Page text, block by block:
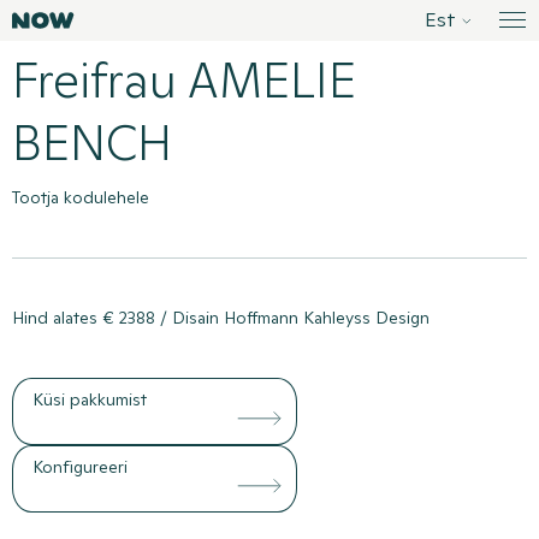
Liigu
Est
Freifrau AMELIE
BENCH
Toote menüü
Tootja kodulehele
Küsi pakkumist
Konfigureeri
Hind alates € 2388 / Disain Hoffmann Kahleyss Design